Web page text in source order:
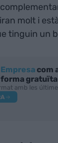
molt i
tinguin un
com
forma gratuïta
amb les